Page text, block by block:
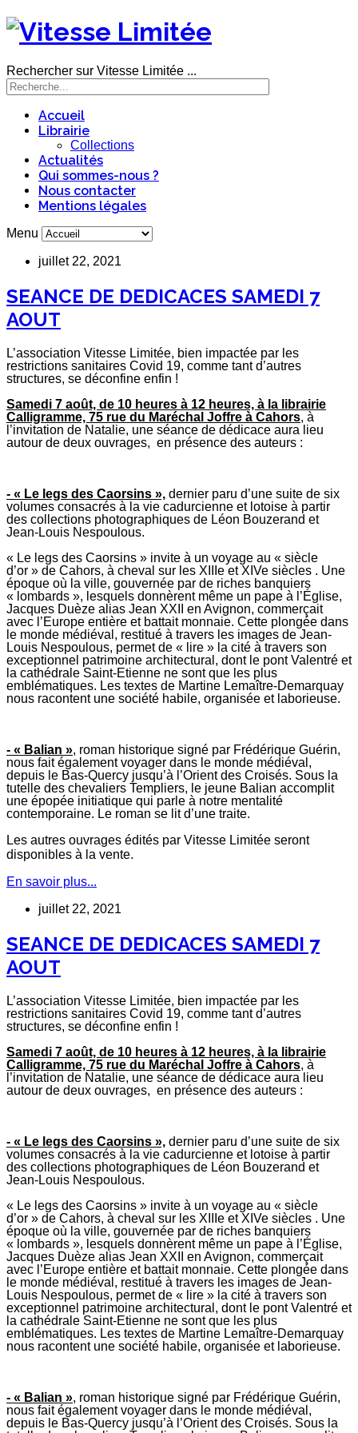
Rechercher sur Vitesse Limitée ...
Accueil
Librairie
Collections
Actualités
Qui sommes-nous ?
Nous contacter
Mentions légales
Menu
juillet 22, 2021
SEANCE DE DEDICACES SAMEDI 7
AOUT
L’association Vitesse Limitée, bien impactée par les
restrictions sanitaires Covid 19, comme tant d’autres
structures, se déconfine enfin !
Samedi 7 août, de 10 heures à 12 heures, à la librairie
Calligramme, 75 rue du Maréchal Joffre à Cahors, à
l’invitation de Natalie, une séance de dédicace aura lieu
autour de deux ouvrages, en présence des auteurs :
- « Le legs des Caorsins », dernier paru d’une suite de six
volumes consacrés à la vie cadurcienne et lotoise à partir
des collections photographiques de Léon Bouzerand et
Jean-Louis Nespoulous.
« Le legs des Caorsins » invite à un voyage au « siècle
d’or » de Cahors, à cheval sur les XIIIe et XIVe siècles . Une
époque où la ville, gouvernée par de riches banquiers
« lombards », lesquels donnèrent même un pape à l’Église,
Jacques Duèze alias Jean XXII en Avignon, commerçait
avec l’Europe entière et battait monnaie. Cette plongée dans
le monde médiéval, restitué à travers les images de Jean-
Louis Nespoulous, permet de « lire » la cité à travers son
exceptionnel patrimoine architectural, dont le pont Valentré et
la cathédrale Saint-Etienne ne sont que les plus
emblématiques. Les textes de Martine Lemaître-Demarquay
nous racontent une société habile, organisée et laborieuse.
- « Balian », roman historique signé par Frédérique Guérin,
nous fait également voyager dans le monde médiéval,
depuis le Bas-Quercy jusqu’à l’Orient des Croisés. Sous la
tutelle des chevaliers Templiers, le jeune Balian accomplit
une épopée initiatique qui parle à notre mentalité
contemporaine. Le roman se lit d’une traite.
Les autres ouvrages édités par Vitesse Limitée seront
disponibles à la vente.
En savoir plus...
juillet 22, 2021
SEANCE DE DEDICACES SAMEDI 7
AOUT
L’association Vitesse Limitée, bien impactée par les
restrictions sanitaires Covid 19, comme tant d’autres
structures, se déconfine enfin !
Samedi 7 août, de 10 heures à 12 heures, à la librairie
Calligramme, 75 rue du Maréchal Joffre à Cahors, à
l’invitation de Natalie, une séance de dédicace aura lieu
autour de deux ouvrages, en présence des auteurs :
- « Le legs des Caorsins », dernier paru d’une suite de six
volumes consacrés à la vie cadurcienne et lotoise à partir
des collections photographiques de Léon Bouzerand et
Jean-Louis Nespoulous.
« Le legs des Caorsins » invite à un voyage au « siècle
d’or » de Cahors, à cheval sur les XIIIe et XIVe siècles . Une
époque où la ville, gouvernée par de riches banquiers
« lombards », lesquels donnèrent même un pape à l’Église,
Jacques Duèze alias Jean XXII en Avignon, commerçait
avec l’Europe entière et battait monnaie. Cette plongée dans
le monde médiéval, restitué à travers les images de Jean-
Louis Nespoulous, permet de « lire » la cité à travers son
exceptionnel patrimoine architectural, dont le pont Valentré et
la cathédrale Saint-Etienne ne sont que les plus
emblématiques. Les textes de Martine Lemaître-Demarquay
nous racontent une société habile, organisée et laborieuse.
- « Balian », roman historique signé par Frédérique Guérin,
nous fait également voyager dans le monde médiéval,
depuis le Bas-Quercy jusqu’à l’Orient des Croisés. Sous la